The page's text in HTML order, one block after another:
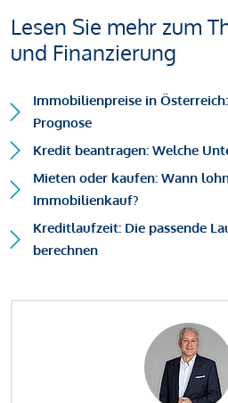
Lesen Sie mehr zum
und Finanzierung
Immobilienpreise in
Prognose
Kredit beantragen: Welche
Mieten oder kaufen: Wann
Immobilienkauf?
Kreditlaufzeit: Die passende
berechnen